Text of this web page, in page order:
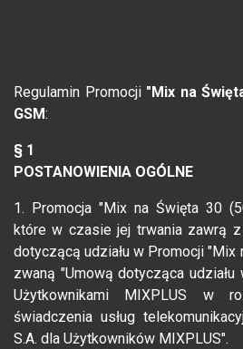
Regulamin Promocji "Mix na
GSM:
§ 1
POSTANOWIENIA OGÓLNE
1. Promocja "Mix na Święta 30
które w czasie jej trwania zawrą
dotyczącą udziału w Promocji "Mix
zwaną "Umową dotycząca
Użytkownikami MIXPLUS w
świadczenia usług
S.A. dla Użytkowników MIXPLUS".